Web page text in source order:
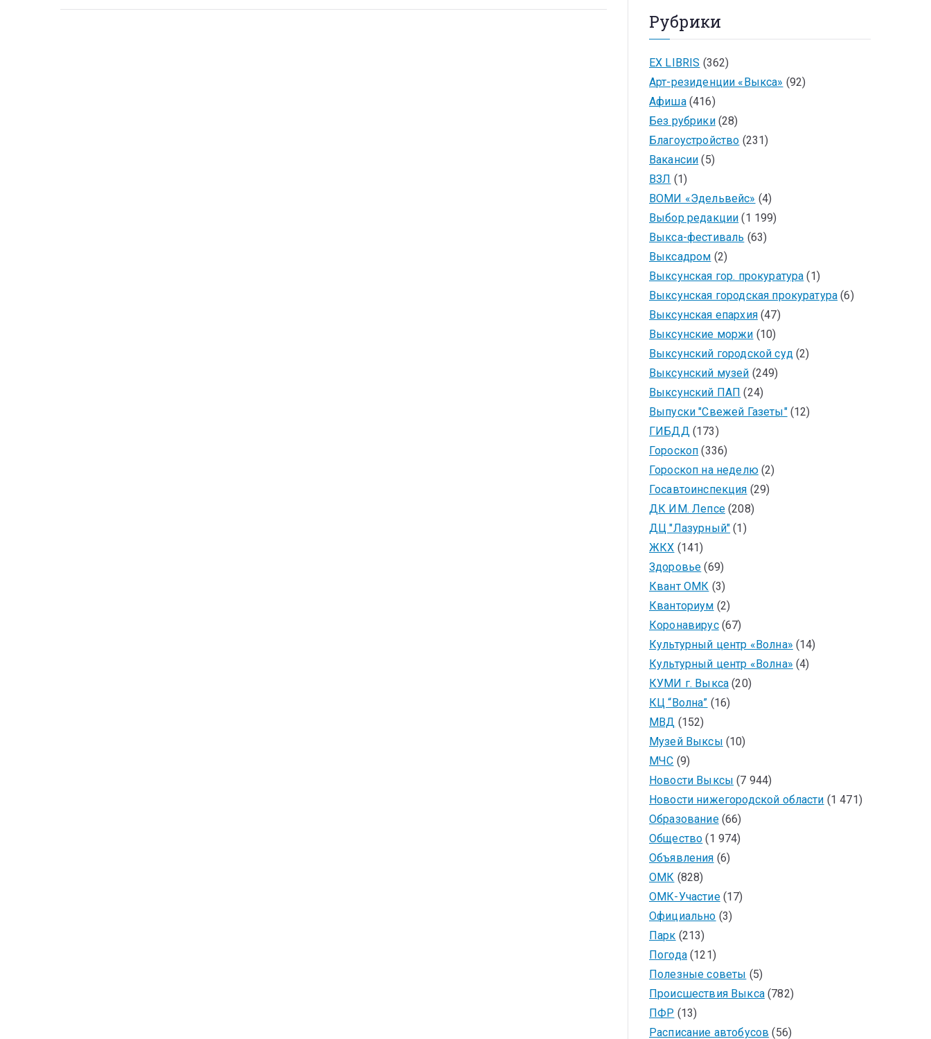
Рубрики
EX LIBRIS (362)
Арт-резиденции «Выкса» (92)
Афиша(416)
Без рубрики(28)
Благоустройство (231)
Вакансии (5)
ВЗЛ (1)
ВОМИ «Эдельвейс» (4)
Выбор редакции (1 199)
Выкса-фестиваль (63)
Выксадром (2)
Выксунская гор. прокуратура (1)
Выксунская городская прокуратура (6)
Выксунская епархия(47)
Выксунские моржи (10)
Выксунский городской суд(2)
Выксунский музей (249)
Выксунский ПАП (24)
Выпуски "Свежей Газеты"(12)
ГИБДД(173)
Гороскоп (336)
Гороскоп на неделю(2)
Госавтоинспекция (29)
ДК ИМ. Лепсе(208)
ДЦ "Лазурный" (1)
ЖКХ (141)
Здоровье (69)
Квант ОМК (3)
Кванториум (2)
Коронавирус(67)
Культурный центр «Волна» (14)
Культурный центр «Волна» (4)
КУМИ г. Выкса (20)
КЦ “Волна” (16)
МВД (152)
Музей Выксы (10)
МЧС (9)
Новости Выксы (7 944)
Новости нижегородской области (1 471)
Образование(66)
Общество (1 974)
Объявления (6)
ОМК (828)
ОМК-Участие(17)
Официально (3)
Парк (213)
Погода(121)
Полезные советы (5)
Происшествия Выкса(782)
ПФР (13)
Расписание автобусов (56)